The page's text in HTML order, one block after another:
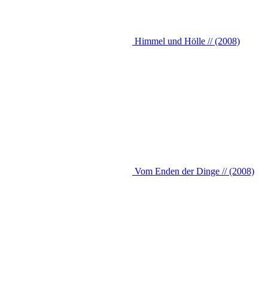
Himmel und Hölle // (2008)
Vom Enden der Dinge // (2008)